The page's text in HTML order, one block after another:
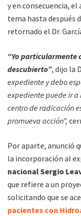
y en consecuencia,
tema hasta después
retornado el Dr.
“Yo particularmente
descubierto”, dijo la
expediente y debo
expediente puede ir a
centro de radicación
promueva acción”,
Por aparte, anunció
la incorporación al
nacional Sergio
que refiere a un
solicitando que se
pacientes con